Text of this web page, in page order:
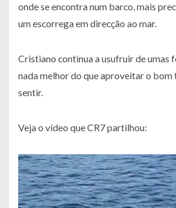
onde se encontra num barco, mais
um escorrega em direcção ao mar.
Cristiano continua a usufruir de umas
nada melhor do que aproveitar o bom
sentir.
Veja o vídeo que CR7 partilhou: